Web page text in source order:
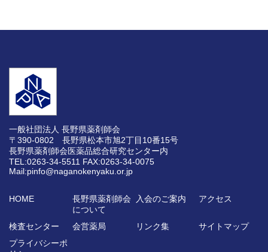
一般社団法人 長野県薬剤師会
〒390-0802 長野県松本市旭2丁目10番15号
長野県薬剤師会医薬品総合研究センター内
TEL:0263-34-5511 FAX:0263-34-0075
Mail:pinfo@naganokenyaku.or.jp
HOME
長野県薬剤師会
について
入会のご案内 アクセス
検査センター 会営薬局 リンク集
サイトマップ
プライバシーポ